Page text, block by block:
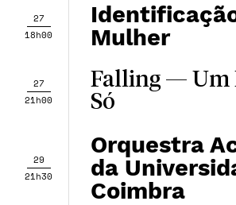
27
18h00
Mulher
27
21h00
Falling — Um
Só
29
21h30
Orquestra
da
Coimbra